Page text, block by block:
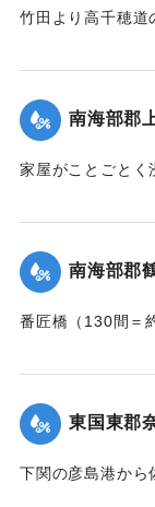
竹田より高千穂道
｜固有コード:
南海部郡
家屋がことごとく
｜固有コード:
南海部郡
番匠橋（130間＝
｜固有コード:
東国東郡
下関の彦島港から